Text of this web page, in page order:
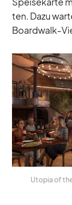
ten. Dazu
Board­walk-
Uto­pia of